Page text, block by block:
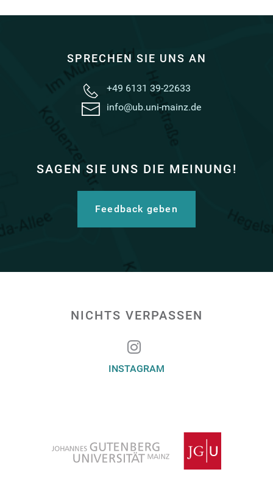
Dr. Lic. Theol. Friedrich Gerke (Mainz)
SPRECHEN SIE UNS AN
+49 6131 39-22633
info@ub.uni-mainz.de
SAGEN SIE UNS DIE MEINUNG!
Feedback geben
NICHTS VERPASSEN
INSTAGRAM